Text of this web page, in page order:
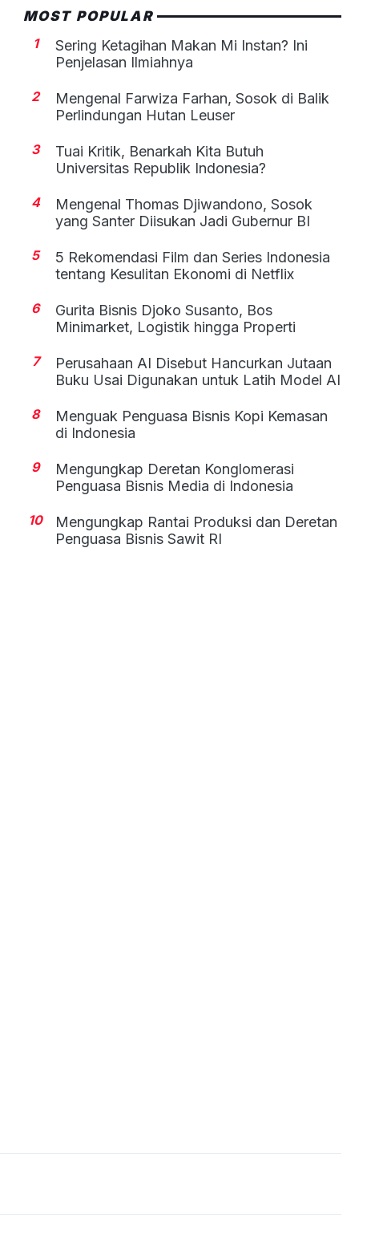
MOST POPULAR
1
Sering Ketagihan Makan Mi Instan? Ini
Penjelasan Ilmiahnya
2
Mengenal Farwiza Farhan, Sosok di Balik
Perlindungan Hutan Leuser
3
Tuai Kritik, Benarkah Kita Butuh
Universitas Republik Indonesia?
4
Mengenal Thomas Djiwandono, Sosok
yang Santer Diisukan Jadi Gubernur BI
5
5 Rekomendasi Film dan Series Indonesia
tentang Kesulitan Ekonomi di Netflix
6
Gurita Bisnis Djoko Susanto, Bos
Minimarket, Logistik hingga Properti
7
Perusahaan AI Disebut Hancurkan Jutaan
Buku Usai Digunakan untuk Latih Model AI
8
Menguak Penguasa Bisnis Kopi Kemasan
di Indonesia
9
Mengungkap Deretan Konglomerasi
Penguasa Bisnis Media di Indonesia
10
Mengungkap Rantai Produksi dan Deretan
Penguasa Bisnis Sawit RI